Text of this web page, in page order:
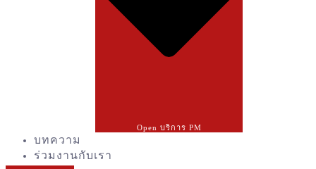
Open บริการ PM
บทความ
ร่วมงานกับเรา